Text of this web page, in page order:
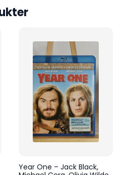
Year One – Jack Black,